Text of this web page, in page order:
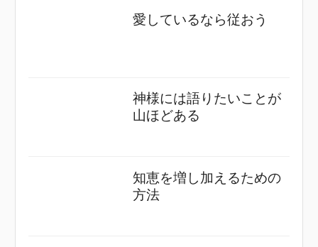
愛しているなら従おう
神様には語りたいことが
山ほどある
知恵を増し加えるための
方法